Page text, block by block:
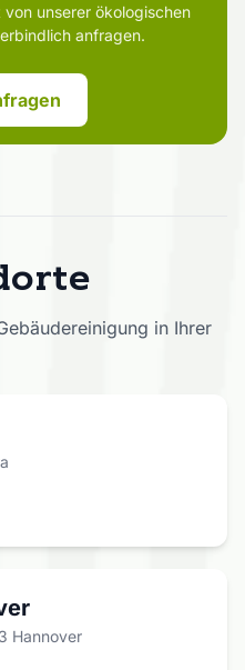
unserer ökologischen
anfragen.
in Ihrer
Hannover